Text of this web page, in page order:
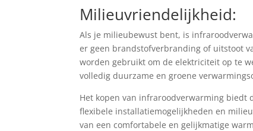
Milieuvriendelijkheid:
Als je milieubewust bent, is
er geen brandstofverbranding of uitstoot
worden gebruikt om de elektriciteit op te
volledig duurzame en groene
Het kopen van infraroodverwarming biedt
flexibele installatiemogelijkheden en
van een comfortabele en gelijkmatige